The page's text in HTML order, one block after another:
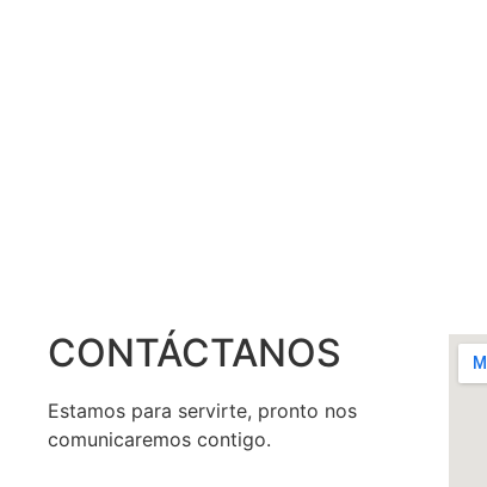
CONTÁCTANOS
Estamos para servirte, pronto nos
comunicaremos contigo.